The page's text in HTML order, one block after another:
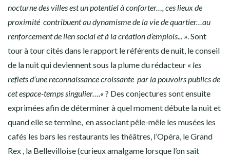
nocturne des villes est un potentiel à conforter…, ces lieux de
proximité contribuent au dynamisme de la vie de quartier…au
renforcement de lien social et à la création d’emplois..
. ». Sont
tour à tour cités dans le rapport le référents de nuit, le conseil
de la nuit qui deviennent sous la plume du rédacteur « les
reflets d’une reconnaissance croissante par la pouvoirs publics de
cet espace-temps singulier…. « ? Des conjectures sont ensuite
exprimées afin de déterminer à quel moment débute la nuit et
quand elle se termine, en associant pêle-mêle les musées les
cafés les bars les restaurants les théâtres, l’Opéra, le Grand
Rex , la Bellevilloise (curieux amalgame lorsque l’on sait